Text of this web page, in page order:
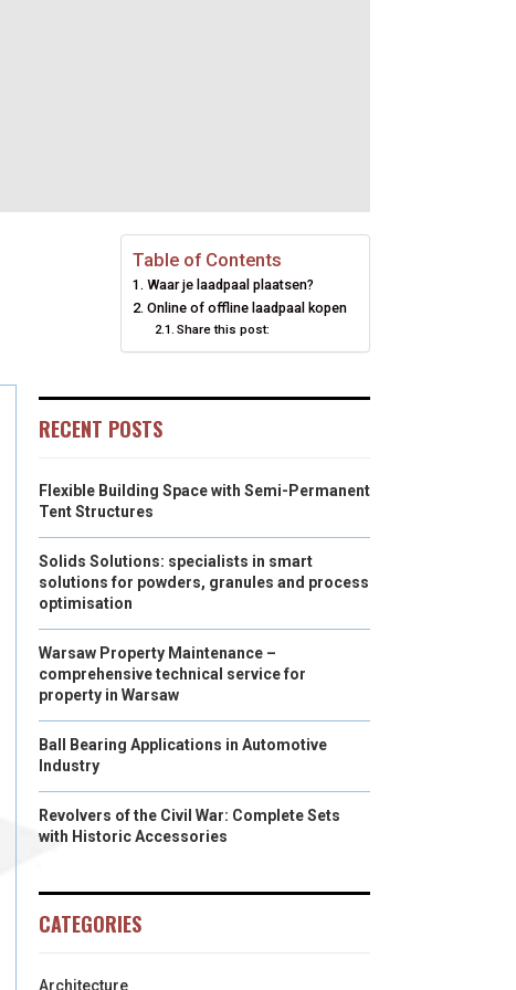
Table of Contents
Waar je laadpaal plaatsen?
Online of offline laadpaal kopen
Share this post:
RECENT POSTS
Flexible Building Space with Semi-Permanent
Tent Structures
Solids Solutions: specialists in smart
solutions for powders, granules and process
optimisation
Warsaw Property Maintenance –
comprehensive technical service for
property in Warsaw
Ball Bearing Applications in Automotive
Industry
Revolvers of the Civil War: Complete Sets
with Historic Accessories
CATEGORIES
Architecture